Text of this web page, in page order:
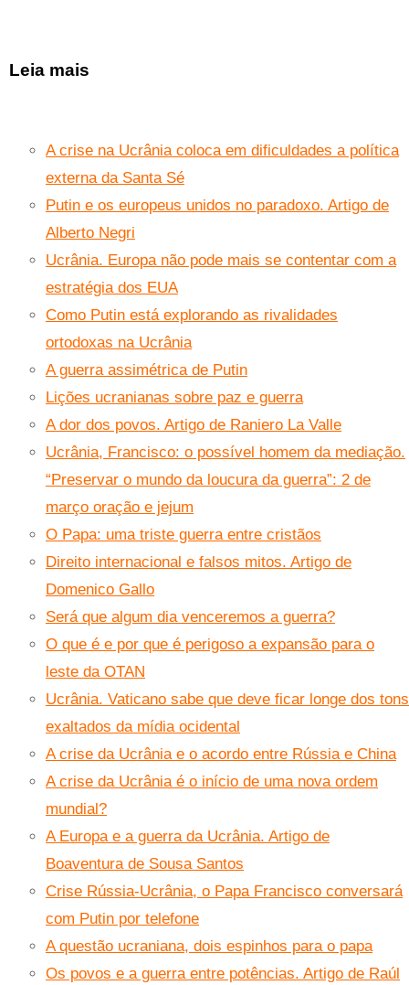
Leia mais
A crise na Ucrânia coloca em dificuldades a política
externa da Santa Sé
Putin e os europeus unidos no paradoxo. Artigo de
Alberto Negri
Ucrânia. Europa não pode mais se contentar com a
estratégia dos EUA
Como Putin está explorando as rivalidades
ortodoxas na Ucrânia
A guerra assimétrica de Putin
Lições ucranianas sobre paz e guerra
A dor dos povos. Artigo de Raniero La Valle
Ucrânia, Francisco: o possível homem da mediação.
“Preservar o mundo da loucura da guerra”: 2 de
março oração e jejum
O Papa: uma triste guerra entre cristãos
Direito internacional e falsos mitos. Artigo de
Domenico Gallo
Será que algum dia venceremos a guerra?
O que é e por que é perigoso a expansão para o
leste da OTAN
Ucrânia. Vaticano sabe que deve ficar longe dos tons
exaltados da mídia ocidental
A crise da Ucrânia e o acordo entre Rússia e China
A crise da Ucrânia é o início de uma nova ordem
mundial?
A Europa e a guerra da Ucrânia. Artigo de
Boaventura de Sousa Santos
Crise Rússia-Ucrânia, o Papa Francisco conversará
com Putin por telefone
A questão ucraniana, dois espinhos para o papa
Os povos e a guerra entre potências. Artigo de Raúl